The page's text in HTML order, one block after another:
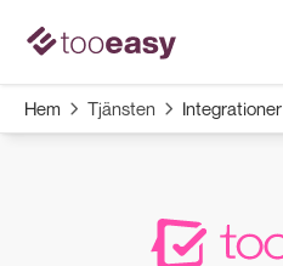
Hem  Tjänsten  Integrationer